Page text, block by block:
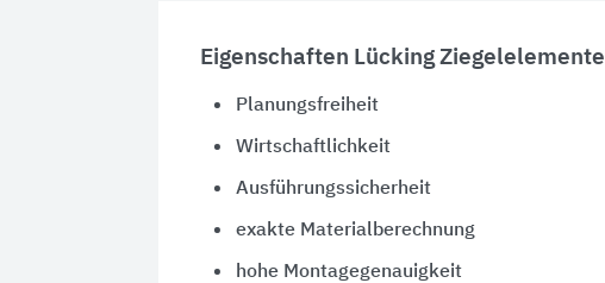
Eigenschaften Lücking Ziegelelemente
Planungsfreiheit
Wirtschaftlichkeit
Ausführungssicherheit
exakte Materialberechnung
hohe Montagegenauigkeit